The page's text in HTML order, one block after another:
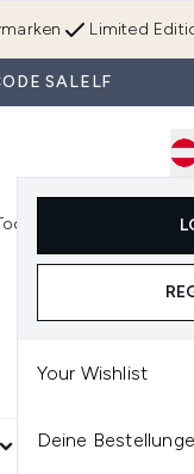
Limited
SALELF
Your Wishlist
Deine
(Haare)